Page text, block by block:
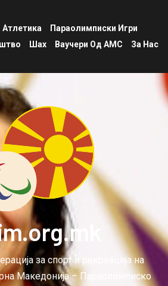
Атлетика
Параолимписки Игри
Шах Ваучери Од АМС За Нас
за спорт и рекреација на
Македонија – Параолимписко